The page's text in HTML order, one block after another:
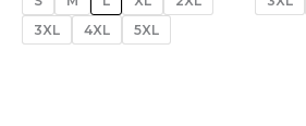
3XL
4XL 5XL